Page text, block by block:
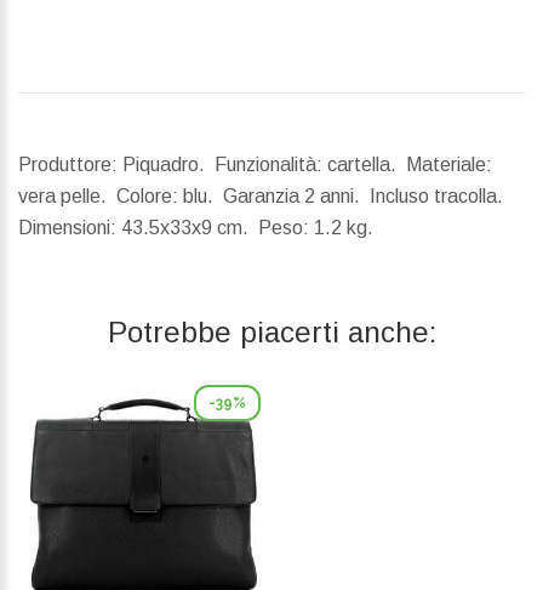
Produttore: Piquadro. Funzionalità: cartella. Materiale:
vera pelle. Colore: blu. Garanzia 2 anni. Incluso tracolla.
Dimensioni: 43.5x33x9 cm. Peso: 1.2 kg.
Potrebbe piacerti anche:
-39%